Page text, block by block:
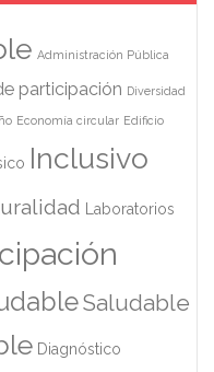
Administración Pública
participación Diversidad
Economía circular Edificio
Inclusivo
Laboratorios
Saludable
Diagnóstico